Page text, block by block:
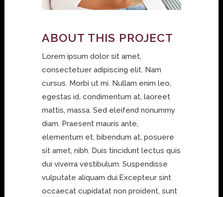
ABOUT THIS PROJECT
Lorem ipsum dolor sit amet,
consectetuer adipiscing elit. Nam
cursus. Morbi ut mi. Nullam enim leo,
egestas id, condimentum at, laoreet
mattis, massa. Sed eleifend nonummy
diam. Praesent mauris ante,
elementum et, bibendum at, posuere
sit amet, nibh. Duis tincidunt lectus quis
dui viverra vestibulum. Suspendisse
vulputate aliquam dui.Excepteur sint
occaecat cupidatat non proident, sunt